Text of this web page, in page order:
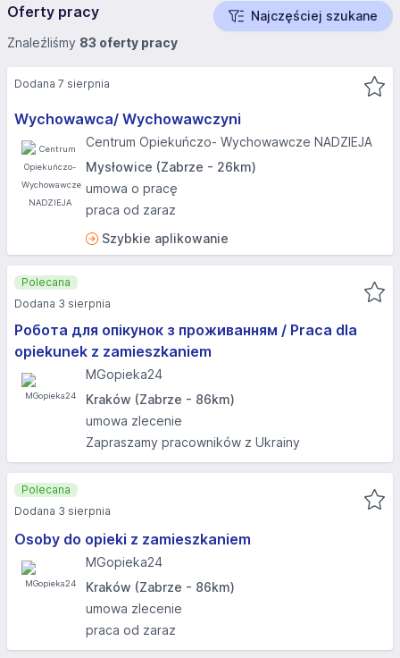
Oferty pracy
Najczęściej szukane
Znaleźliśmy 83 oferty pracy
Wychowawca/ Wychowawczyni
Centrum Opiekuńczo- Wychowawcze NADZIEJA
Mysłowice (Zabrze - 26km)
umowa o pracę
praca od zaraz
Szybkie aplikowanie
Dodana 7 sierpnia
Робота для опікунок з проживанням / Praca dla
opiekunek z zamieszkaniem
MGopieka24
Kraków (Zabrze - 86km)
umowa zlecenie
Zapraszamy pracowników z Ukrainy
Polecana
Dodana 3 sierpnia
Osoby do opieki z zamieszkaniem
MGopieka24
Kraków (Zabrze - 86km)
umowa zlecenie
praca od zaraz
Polecana
Dodana 3 sierpnia